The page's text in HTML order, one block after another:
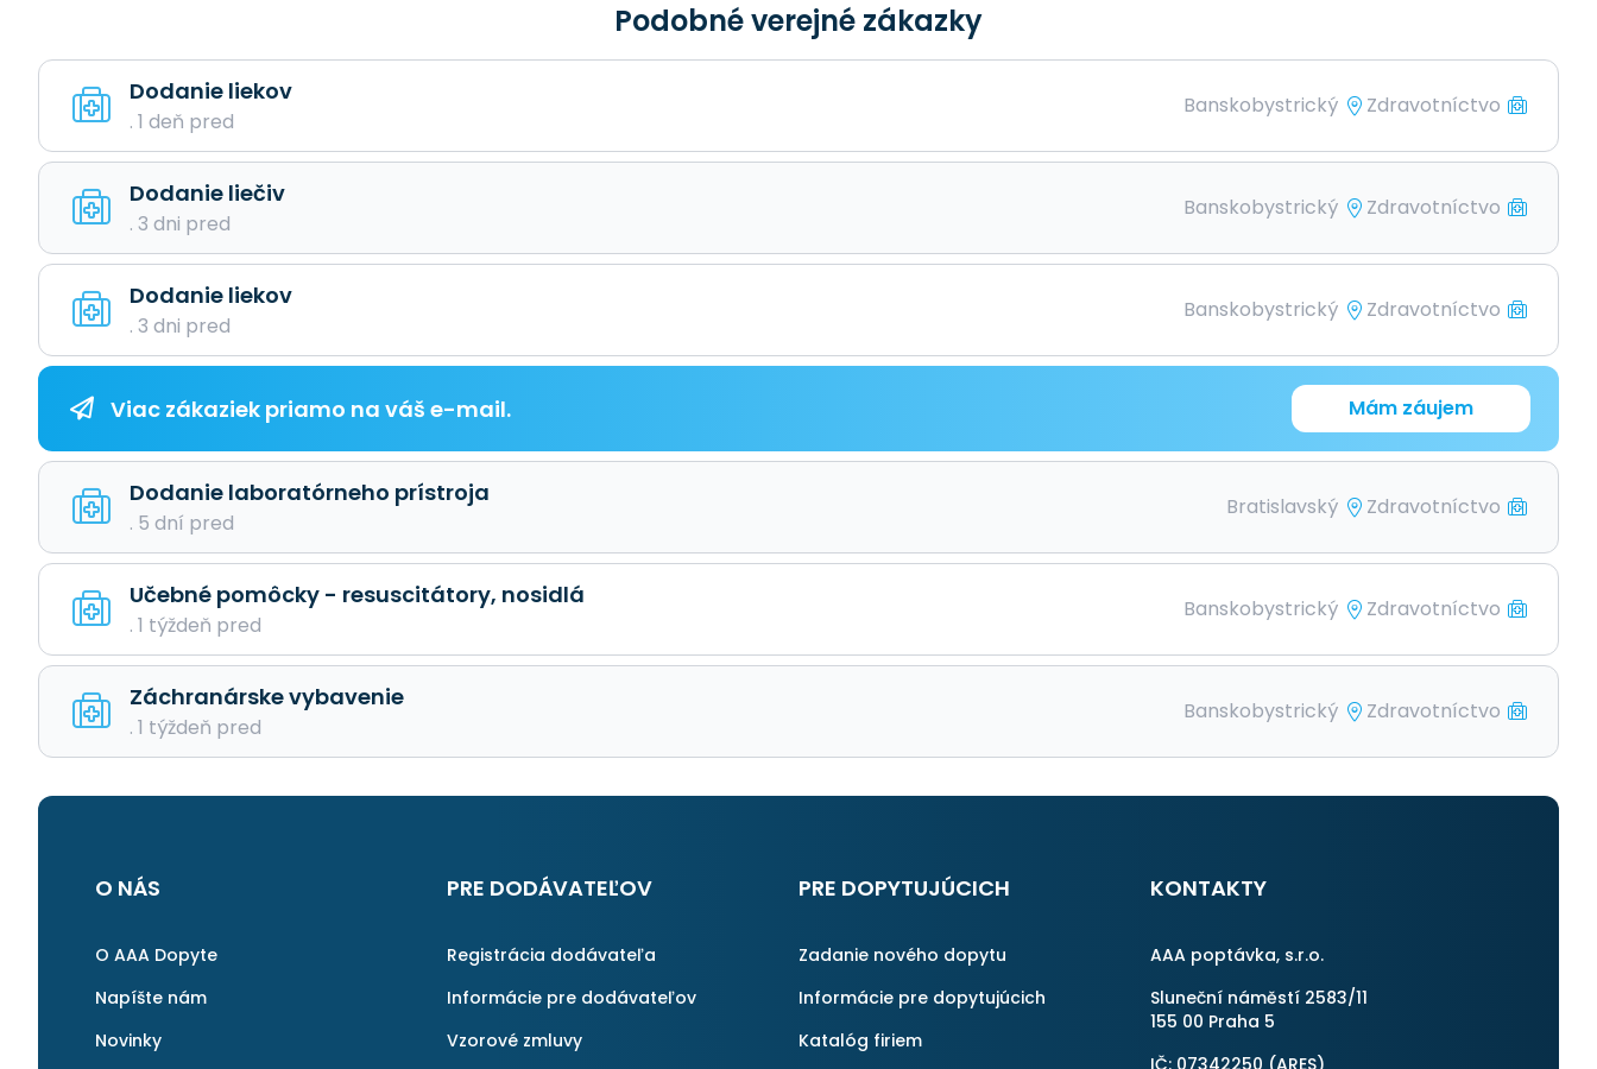
Podobné verejné zákazky
Dodanie liekov
. 1 deň pred
Banskobystrický Zdravotníctvo
Dodanie liečiv
. 3 dni pred
Banskobystrický Zdravotníctvo
Dodanie liekov
. 3 dni pred
Banskobystrický Zdravotníctvo
Viac zákaziek priamo na váš e-mail. Mám záujem
Dodanie laboratórneho prístroja
. 5 dní pred
Bratislavský Zdravotníctvo
Učebné pomôcky - resuscitátory, nosidlá
. 1 týždeň pred
Banskobystrický Zdravotníctvo
Záchranárske vybavenie
. 1 týždeň pred
Banskobystrický Zdravotníctvo
O NÁS
O AAA Dopyte
Napíšte nám
Novinky
PRE DODÁVATEĽOV
Registrácia dodávateľa
Informácie pre dodávateľov
Vzorové zmluvy
PRE DOPYTUJÚCICH
Zadanie nového dopytu
Informácie pre dopytujúcich
Katalóg firiem
KONTAKTY
AAA poptávka, s.r.o.
Sluneční náměstí 2583/11
155 00 Praha 5
IČ: 07342250 (ARES)